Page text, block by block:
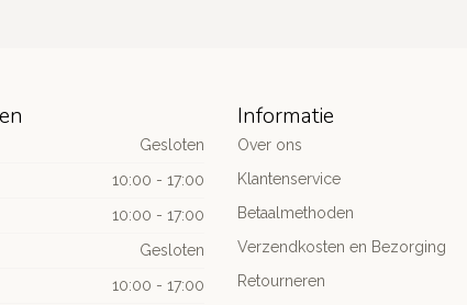
Gesloten
10:00 - 17:00
10:00 - 17:00
Gesloten
10:00 - 17:00
Informatie
Over ons
Klantenservice
Betaalmethoden
Verzendkosten en Bezorging
Retourneren